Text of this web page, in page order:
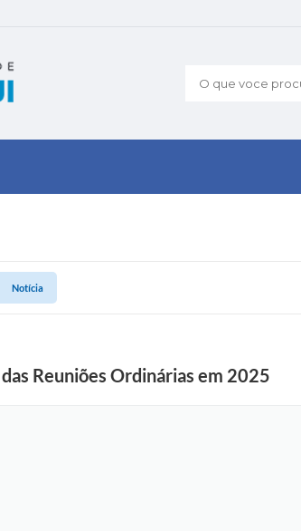
O que voce
Notícia
Reuniões Ordinárias em 2025